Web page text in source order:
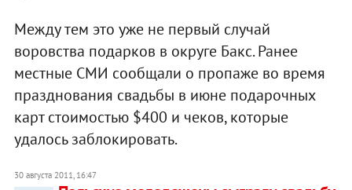
Между тем это уже не первый случай
воровства подарков в округе Бакс. Ранее
местные СМИ сообщали о пропаже во время
празднования свадьбы в июне подарочных
карт стоимостью $400 и чеков, которые
удалось заблокировать.
30 августа 2011, 16:47